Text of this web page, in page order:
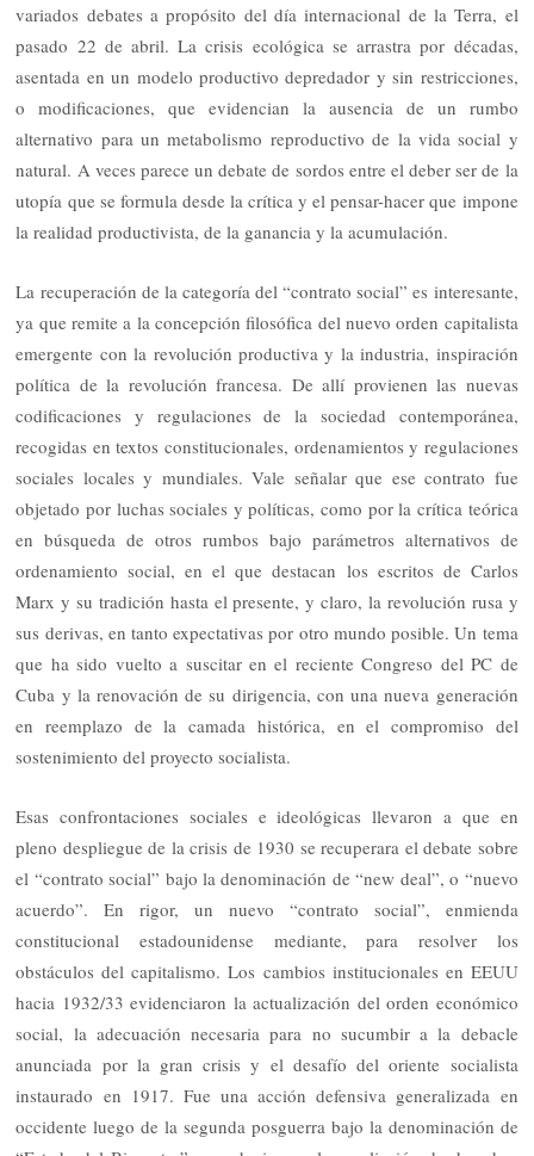
variados debates a propósito del día internacional de la Terra, el
pasado 22 de abril. La crisis ecológica se arrastra por décadas,
asentada en un modelo productivo depredador y sin restricciones,
o modificaciones, que evidencian la ausencia de un rumbo
alternativo para un metabolismo reproductivo de la vida social y
natural. A veces parece un debate de sordos entre el deber ser de la
utopía que se formula desde la crítica y el pensar-hacer que impone
la realidad productivista, de la ganancia y la acumulación.
La recuperación de la categoría del “contrato social” es interesante,
ya que remite a la concepción filosófica del nuevo orden capitalista
emergente con la revolución productiva y la industria, inspiración
política de la revolución francesa. De allí provienen las nuevas
codificaciones y regulaciones de la sociedad contemporánea,
recogidas en textos constitucionales, ordenamientos y regulaciones
sociales locales y mundiales. Vale señalar que ese contrato fue
objetado por luchas sociales y políticas, como por la crítica teórica
en búsqueda de otros rumbos bajo parámetros alternativos de
ordenamiento social, en el que destacan los escritos de Carlos
Marx y su tradición hasta el presente, y claro, la revolución rusa y
sus derivas, en tanto expectativas por otro mundo posible. Un tema
que ha sido vuelto a suscitar en el reciente Congreso del PC de
Cuba y la renovación de su dirigencia, con una nueva generación
en reemplazo de la camada histórica, en el compromiso del
sostenimiento del proyecto socialista.
Esas confrontaciones sociales e ideológicas llevaron a que en
pleno despliegue de la crisis de 1930 se recuperara el debate sobre
el “contrato social” bajo la denominación de “new deal”, o “nuevo
acuerdo”. En rigor, un nuevo “contrato social”, enmienda
constitucional estadounidense mediante, para resolver los
obstáculos del capitalismo. Los cambios institucionales en EEUU
hacia 1932/33 evidenciaron la actualización del orden económico
social, la adecuación necesaria para no sucumbir a la debacle
anunciada por la gran crisis y el desafío del oriente socialista
instaurado en 1917. Fue una acción defensiva generalizada en
occidente luego de la segunda posguerra bajo la denominación de